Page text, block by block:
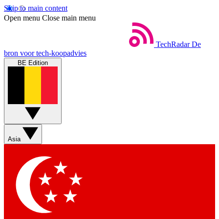
Skip to main content
Open menu Close main menu
TechRadar De
bron voor tech-koopadvies
BE Edition
Asia